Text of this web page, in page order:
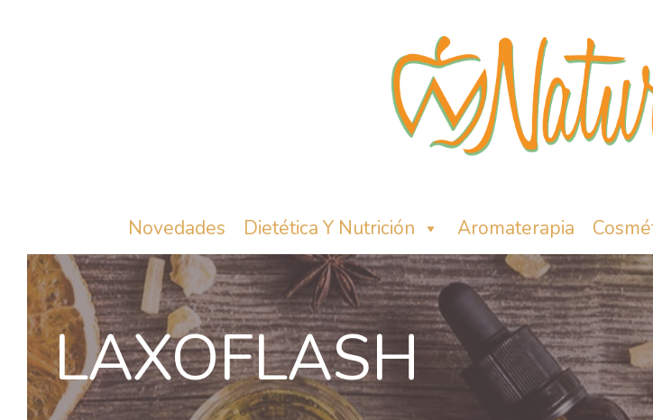
Novedades Dietética Y Nutrición Aromaterapia
LAXOFLASH